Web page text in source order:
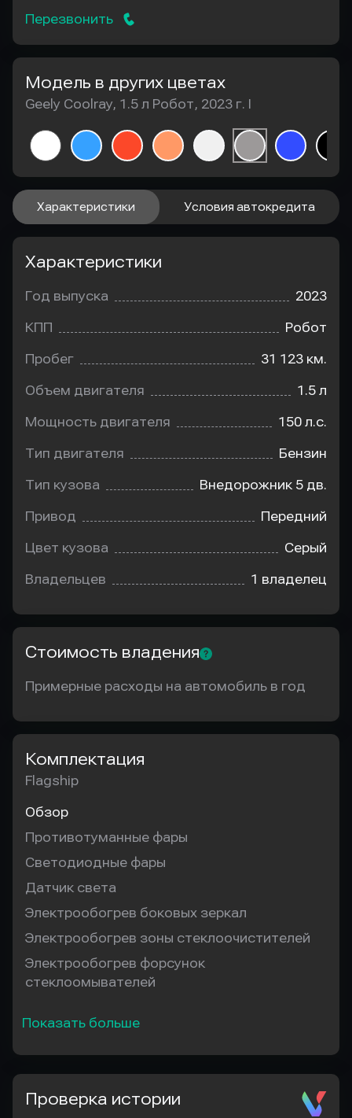
Перезвонить
Модель в других цветах
Geely Coolray, 1.5 л Робот, 2023 г. I
Характеристики Условия автокредита
Характеристики
Год выпуска 2023
КПП Робот
Пробег 31 123 км.
Объем двигателя 1.5 л
Мощность двигателя 150 л.с.
Тип двигателя Бензин
Тип кузова Внедорожник 5 дв.
Привод Передний
Цвет кузова Серый
Владельцев 1 владелец
Стоимость владения
Примерные расходы на автомобиль в год
Комплектация
Flagship
Обзор
Противотуманные фары
Светодиодные фары
Датчик света
Электрообогрев боковых зеркал
Электрообогрев зоны стеклоочистителей
Электрообогрев форсунок
стеклоомывателей
Показать больше
Проверка истории